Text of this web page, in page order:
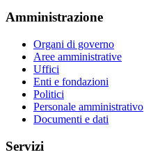
Amministrazione
Organi di governo
Aree amministrative
Uffici
Enti e fondazioni
Politici
Personale amministrativo
Documenti e dati
Servizi